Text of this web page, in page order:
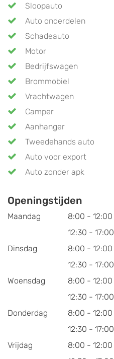
Sloopauto
Auto onderdelen
Schadeauto
Motor
Bedrijfswagen
Brommobiel
Vrachtwagen
Camper
Aanhanger
Tweedehands auto
Auto voor export
Auto zonder apk
Openingstijden
Maandag
8:00 - 12:00
12:30 - 17:00
Dinsdag
8:00 - 12:00
12:30 - 17:00
Woensdag
8:00 - 12:00
12:30 - 17:00
Donderdag
8:00 - 12:00
12:30 - 17:00
Vrijdag
8:00 - 12:00